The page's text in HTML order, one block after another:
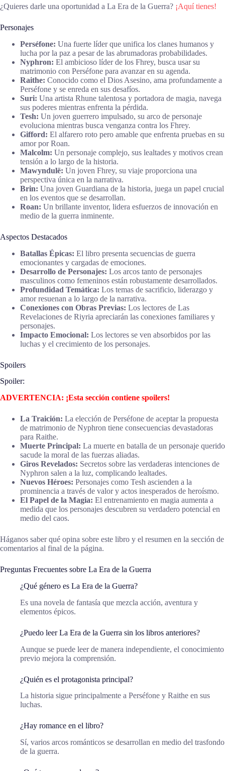
¿Quieres darle una oportunidad a La Era de la Guerra? ¡Aquí tienes!
Personajes
Perséfone: Una fuerte líder que unifica los clanes humanos y
lucha por la paz a pesar de las abrumadoras probabilidades.
Nyphron: El ambicioso líder de los Fhrey, busca usar su
matrimonio con Perséfone para avanzar en su agenda.
Raithe: Conocido como el Dios Asesino, ama profundamente a
Perséfone y se enreda en sus desafíos.
Suri: Una artista Rhune talentosa y portadora de magia, navega
sus poderes mientras enfrenta la pérdida.
Tesh: Un joven guerrero impulsado, su arco de personaje
evoluciona mientras busca venganza contra los Fhrey.
Gifford: El alfarero roto pero amable que enfrenta pruebas en su
amor por Roan.
Malcolm: Un personaje complejo, sus lealtades y motivos crean
tensión a lo largo de la historia.
Mawyndulë: Un joven Fhrey, su viaje proporciona una
perspectiva única en la narrativa.
Brin: Una joven Guardiana de la historia, juega un papel crucial
en los eventos que se desarrollan.
Roan: Un brillante inventor, lidera esfuerzos de innovación en
medio de la guerra inminente.
Aspectos Destacados
Batallas Épicas: El libro presenta secuencias de guerra
emocionantes y cargadas de emociones.
Desarrollo de Personajes: Los arcos tanto de personajes
masculinos como femeninos están robustamente desarrollados.
Profundidad Temática: Los temas de sacrificio, liderazgo y
amor resuenan a lo largo de la narrativa.
Conexiones con Obras Previas: Los lectores de Las
Revelaciones de Riyria apreciarán las conexiones familiares y
personajes.
Impacto Emocional: Los lectores se ven absorbidos por las
luchas y el crecimiento de los personajes.
Spoilers
Spoiler:
ADVERTENCIA: ¡Esta sección contiene spoilers!
La Traición: La elección de Perséfone de aceptar la propuesta
de matrimonio de Nyphron tiene consecuencias devastadoras
para Raithe.
Muerte Principal: La muerte en batalla de un personaje querido
sacude la moral de las fuerzas aliadas.
Giros Revelados: Secretos sobre las verdaderas intenciones de
Nyphron salen a la luz, complicando lealtades.
Nuevos Héroes: Personajes como Tesh ascienden a la
prominencia a través de valor y actos inesperados de heroísmo.
El Papel de la Magia: El entrenamiento en magia aumenta a
medida que los personajes descubren su verdadero potencial en
medio del caos.
Háganos saber qué opina sobre este libro y el resumen en la sección de
comentarios al final de la página.
Preguntas Frecuentes sobre La Era de la Guerra
¿Qué género es La Era de la Guerra?
Es una novela de fantasía que mezcla acción, aventura y
elementos épicos.
¿Puedo leer La Era de la Guerra sin los libros anteriores?
Aunque se puede leer de manera independiente, el conocimiento
previo mejora la comprensión.
¿Quién es el protagonista principal?
La historia sigue principalmente a Perséfone y Raithe en sus
luchas.
¿Hay romance en el libro?
Sí, varios arcos románticos se desarrollan en medio del trasfondo
de la guerra.